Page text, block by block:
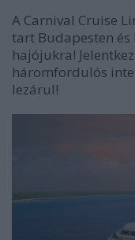
A Carnival Cruise
tart Budapesten és
hajójukra!
háromfordulós
lezárul!